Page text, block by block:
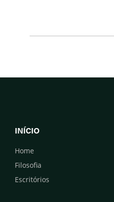
INÍCIO
Home
Filosofia
Escritórios